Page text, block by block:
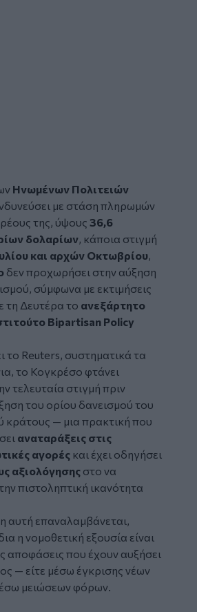
Ηνωμένων Πολιτειών
με στάση πληρωμών
της, ύψους 36,6
δολαρίων, κάποια στιγμή
και αρχών Οκτωβρίου,
δεν προχωρήσει στην αύξηση
σύμφωνα με εκτιμήσεις
τη Δευτέρα το ανεξάρτητο
Bipartisan Policy
το Reuters, συστηματικά τα
το Κογκρέσο φτάνει
τελευταία στιγμή πριν
του ορίου δανεισμού του
κράτους — μια πρακτική που
αναταράξεις στις
αγορές και έχει οδηγήσει
αξιολόγησης στο να
πιστοληπτική ικανότητα
αυτή επαναλαμβάνεται,
η νομοθετική εξουσία είναι
αποφάσεις που έχουν αυξήσει
— είτε μέσω έγκρισης νέων
μειώσεων φόρων.